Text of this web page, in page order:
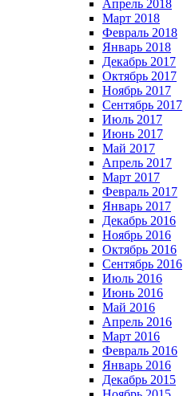
Апрель 2018
Март 2018
Февраль 2018
Январь 2018
Декабрь 2017
Октябрь 2017
Ноябрь 2017
Сентябрь 2017
Июль 2017
Июнь 2017
Май 2017
Апрель 2017
Март 2017
Февраль 2017
Январь 2017
Декабрь 2016
Ноябрь 2016
Октябрь 2016
Сентябрь 2016
Июль 2016
Июнь 2016
Май 2016
Апрель 2016
Март 2016
Февраль 2016
Январь 2016
Декабрь 2015